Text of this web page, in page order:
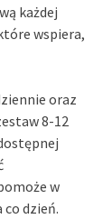
każdej
wspiera,
oraz
8-12
w
dzień.